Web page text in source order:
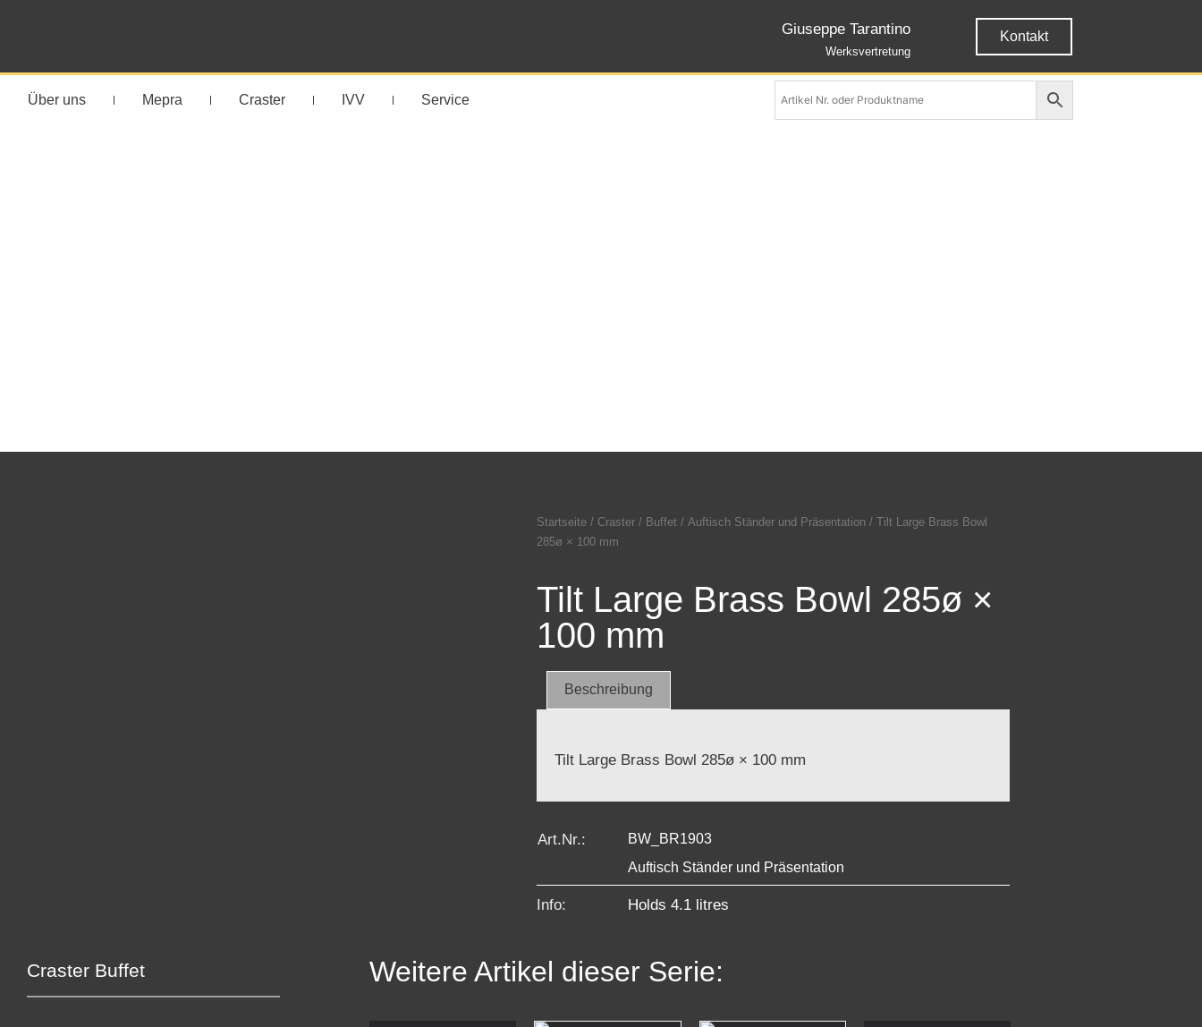
Giuseppe Tarantino
Werksvertretung
Kontakt
Über uns Mepra Craster IVV Service
Startseite / Craster / Buffet / Auftisch Ständer und Präsentation / Tilt Large Brass Bowl
285ø × 100 mm
Tilt Large Brass Bowl 285ø ×
100 mm
Beschreibung
Tilt Large Brass Bowl 285ø × 100 mm
Art.Nr.:
BW_BR1903
Auftisch Ständer und Präsentation
Info: Holds 4.1 litres
Craster Buffet Weitere Artikel dieser Serie: